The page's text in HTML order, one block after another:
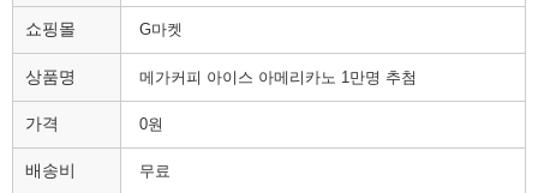
쇼핑몰 G마켓
상품명 메가커피 아이스 아메리카노 1만명 추첨
가격 0원
배송비 무료